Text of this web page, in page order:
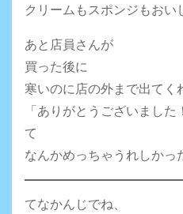
クリームもスポンジもおい
あと店員さんが
買った後に
寒いのに店の外まで出てく
「ありがとうございまし
て
なんかめっちゃうれしかっ
てなかんじでね、